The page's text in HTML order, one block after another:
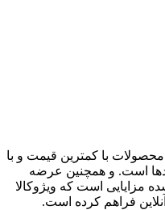
با کمترین قیمت و با
است. و همچنین عرضه
مزایایی است که ویژوکالا
فراهم کرده است.